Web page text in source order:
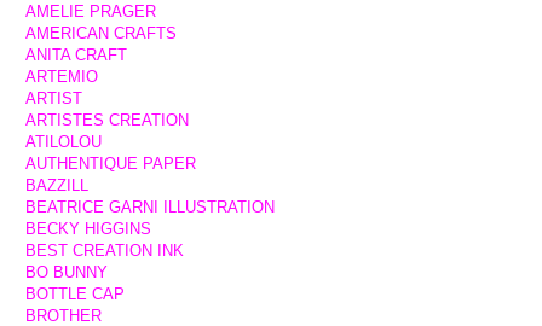
AMELIE PRAGER
AMERICAN CRAFTS
ANITA CRAFT
ARTEMIO
ARTIST
ARTISTES CREATION
ATILOLOU
AUTHENTIQUE PAPER
BAZZILL
BEATRICE GARNI ILLUSTRATION
BECKY HIGGINS
BEST CREATION INK
BO BUNNY
BOTTLE CAP
BROTHER